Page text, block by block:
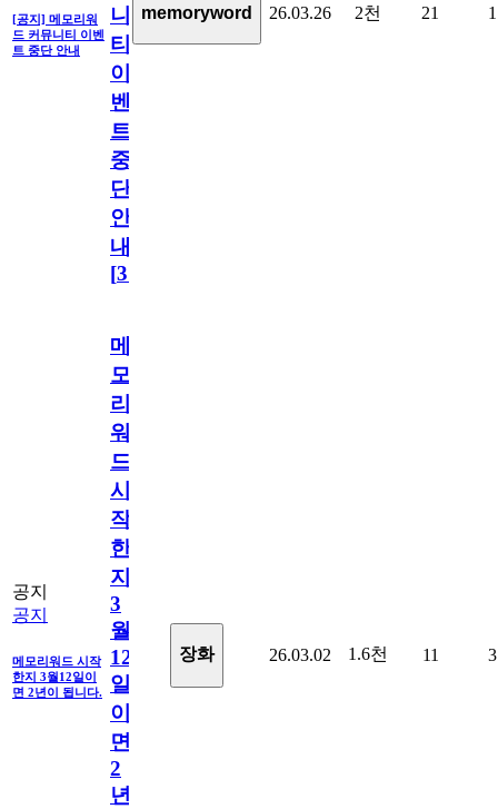
[공지] 메모리워
드 커뮤니티 이벤
트 중단 안내
니
티
이
벤
트
중
단
안
내
[31
memoryword 26.03.26 2천 21 1
공지
공지
메모리워드 시작
한지 3월12일이
면 2년이 됩니다.
메
모
리
워
드
시
작
한
지
3
월
12
일
이
면
2
년
장화 26.03.02 1.6천 11 3